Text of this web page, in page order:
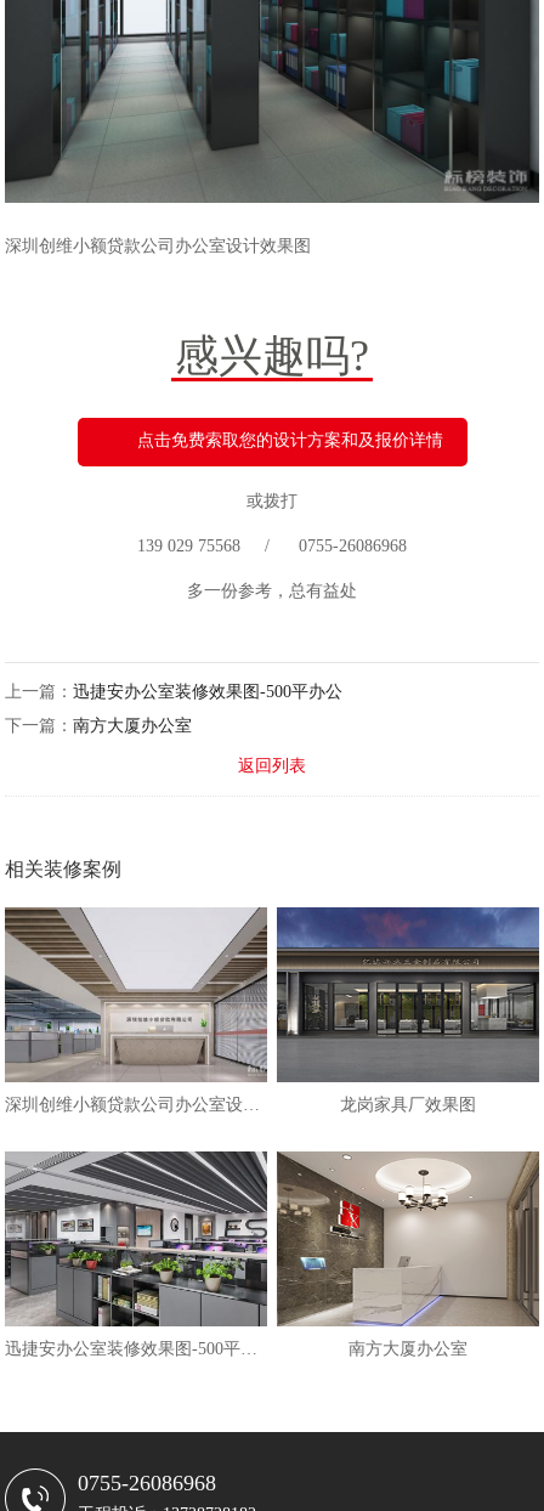
深圳创维小额贷款公司办公室设计效果图
感兴趣吗?
点击免费索取您的设计方案和及报价详情
或拨打
139 029 75568 / 0755-26086968
多一份参考，总有益处
上一篇：迅捷安办公室装修效果图-500平办公
下一篇：南方大厦办公室
返回列表
相关装修案例
深圳创维小额贷款公司办公室设计效 龙岗家具厂效果图
南方大厦办公室
0755-26086968